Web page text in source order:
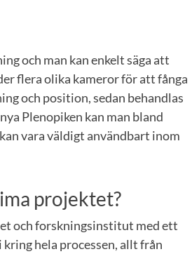
och man kan enkelt säga att
flera olika kameror för att fånga
och position, sedan behandlas
Plenopiken kan man bland
vara väldigt användbart inom
projektet?
och forskningsinstitut med ett
hela processen, allt från